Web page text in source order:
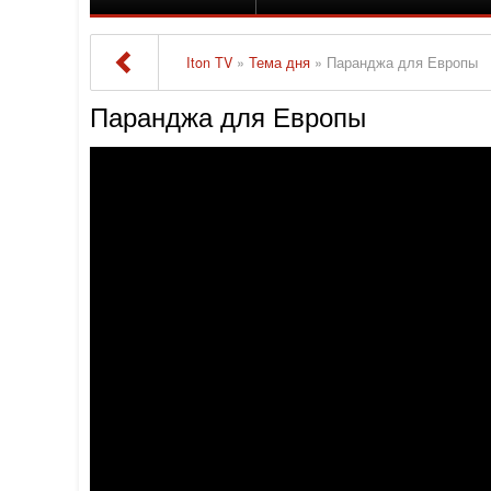
Iton TV »Тема дня » Паранджа для Европы
Паранджа для Европы